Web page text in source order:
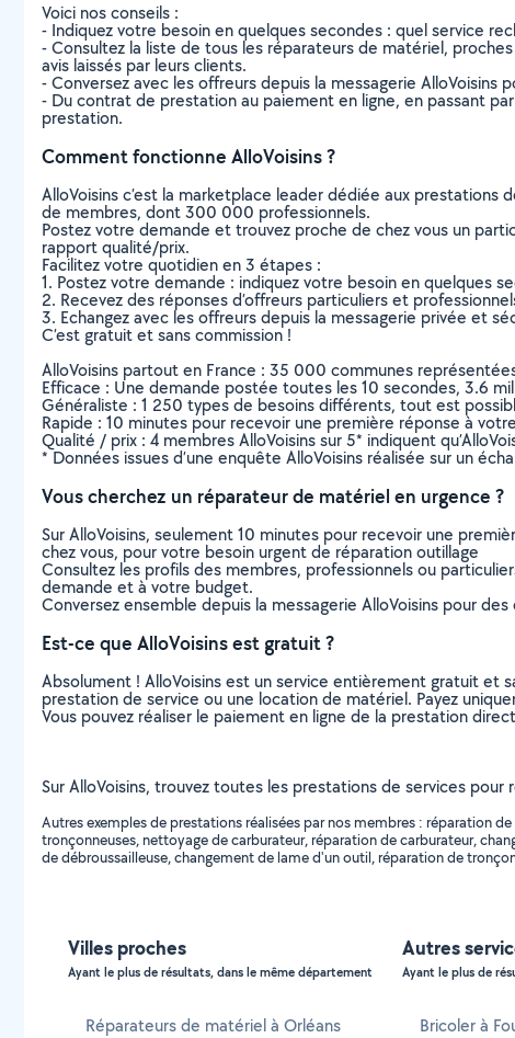
Voici nos conseils :
- Indiquez votre besoin en quelques secondes : quel service
- Consultez la liste de tous les réparateurs de matériel,
avis laissés par leurs clients.
- Conversez avec les offreurs depuis la messagerie AlloVoisins
- Du contrat de prestation au paiement en ligne, en passant
prestation.
Comment fonctionne AlloVoisins ?
AlloVoisins c’est la marketplace leader dédiée aux
de membres, dont 300 000 professionnels.
Postez votre demande et trouvez proche de chez vous un
rapport qualité/prix.
Facilitez votre quotidien en 3 étapes :
1. Postez votre demande : indiquez votre besoin en quelques
2. Recevez des réponses d’offreurs particuliers et
3. Echangez avec les offreurs depuis la messagerie privée et
C’est gratuit et sans commission !
AlloVoisins partout en France : 35 000 communes
Efficace : Une demande postée toutes les 10 secondes, 3.6
Généraliste : 1 250 types de besoins différents, tout est
Rapide : 10 minutes pour recevoir une première réponse à
Qualité / prix : 4 membres AlloVoisins sur 5* indiquent
* Données issues d’une enquête AlloVoisins réalisée sur un
Vous cherchez un réparateur de matériel en urgence ?
Sur AlloVoisins, seulement 10 minutes pour recevoir une
chez vous, pour votre besoin urgent de réparation outillage
Consultez les profils des membres, professionnels ou
demande et à votre budget.
Conversez ensemble depuis la messagerie AlloVoisins pour
Est-ce que AlloVoisins est gratuit ?
Absolument ! AlloVoisins est un service entièrement gratuit et
prestation de service ou une location de matériel. Payez
Vous pouvez réaliser le paiement en ligne de la prestation
Sur AlloVoisins, trouvez toutes les prestations de services
Autres exemples de prestations réalisées par nos membres : réparation
tronçonneuses, nettoyage de carburateur, réparation de carburateur,
de débroussailleuse, changement de lame d'un outil, réparation de
Villes proches
Ayant le plus de résultats, dans le même département
Réparateurs de matériel à Orléans
Autres
Ayant le plus de
Bricoler à